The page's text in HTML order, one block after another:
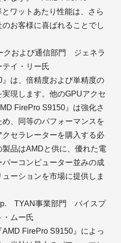
ワットあたり性能は、さら
お客様に喜ばれることでし
および通信部門 ジェネラ
イ・リー氏
』は、倍精度および単精度の
現します。他のGPUアクセ
FirePro S9150』は強化さ
、同等のパフォーマンスを
セラレーターを購入する必
品はAMDと供に、優れた電
ーコンピューター並みの成
ーションを市場に提供しま
TYAN事業部門 バイスプ
ムー氏
AMD FirePro S9150』によっ